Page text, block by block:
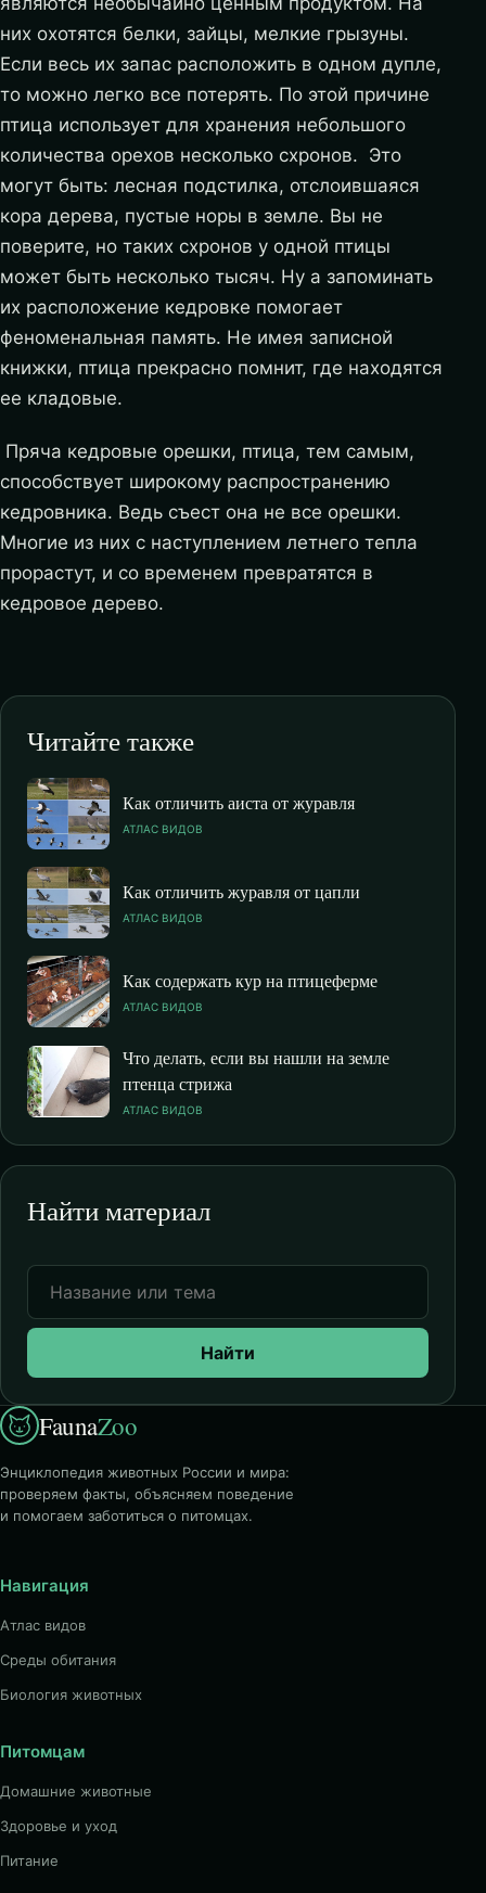
них охотятся белки, зайцы, мелкие грызуны.
Если весь их запас расположить в одном дупле,
то можно легко все потерять. По этой причине
птица использует для хранения небольшого
количества орехов несколько схронов. Это
могут быть: лесная подстилка, отслоившаяся
кора дерева, пустые норы в земле. Вы не
поверите, но таких схронов у одной птицы
может быть несколько тысяч. Ну а запоминать
их расположение кедровке помогает
феноменальная память. Не имея записной
книжки, птица прекрасно помнит, где находятся
ее кладовые.
Пряча кедровые орешки, птица, тем самым,
способствует широкому распространению
кедровника. Ведь съест она не все орешки.
Многие из них с наступлением летнего тепла
прорастут, и со временем превратятся в
кедровое дерево.
Читайте также
Как отличить аиста от журавля
АТЛАС ВИДОВ
Как отличить журавля от цапли
АТЛАС ВИДОВ
Как содержать кур на птицеферме
АТЛАС ВИДОВ
Что делать, если вы нашли на земле
птенца стрижа
АТЛАС ВИДОВ
Найти материал
Найти
FaunaZoo
Энциклопедия животных России и мира:
проверяем факты, объясняем поведение
и помогаем заботиться о питомцах.
Навигация
Атлас видов
Среды обитания
Биология животных
Питомцам
Домашние животные
Здоровье и уход
Питание